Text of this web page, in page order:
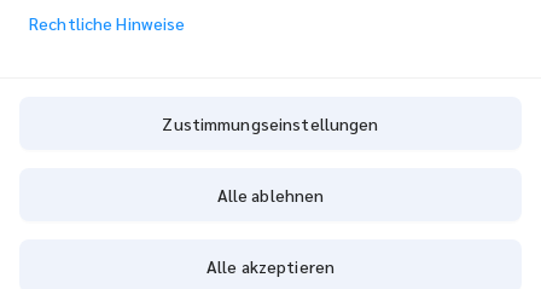
Angebot anfordern
Über uns
Unsere Dienstleistungen
Rechtliche Hinweise
Zustimmungseinstellungen
Alle ablehnen
Alle akzeptieren